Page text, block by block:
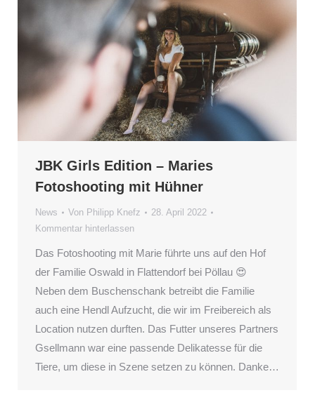
JBK Girls Edition – Maries
Fotoshooting mit Hühner
News Von Philipp Knefz
28. April 2022
Kommentar hinterlassen
Das Fotoshooting mit Marie führte uns auf den Hof
der Familie Oswald in Flattendorf bei Pöllau 😍
Neben dem Buschenschank betreibt die Familie
auch eine Hendl Aufzucht, die wir im Freibereich als
Location nutzen durften. Das Futter unseres Partners
Gsellmann war eine passende Delikatesse für die
Tiere, um diese in Szene setzen zu können. Danke…